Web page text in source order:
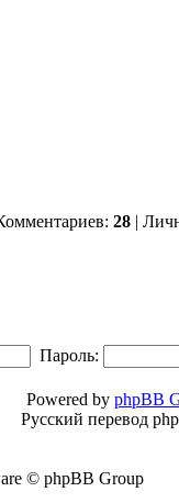
28 |
Пароль:
Powered by phpBB
Русский перевод
© phpBB Group